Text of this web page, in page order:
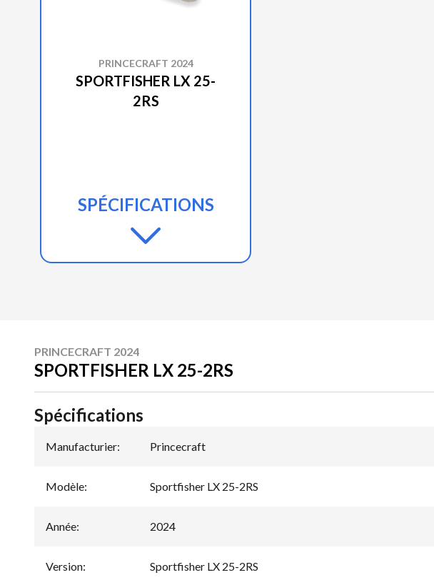
PRINCECRAFT 2024
SPORTFISHER LX 25-
2RS
SPÉCIFICATIONS
PRINCECRAFT 2024
SPORTFISHER LX 25-2RS
Spécifications
Manufacturier: Princecraft
Modèle: Sportfisher LX 25-2RS
Année: 2024
Version: Sportfisher LX 25-2RS